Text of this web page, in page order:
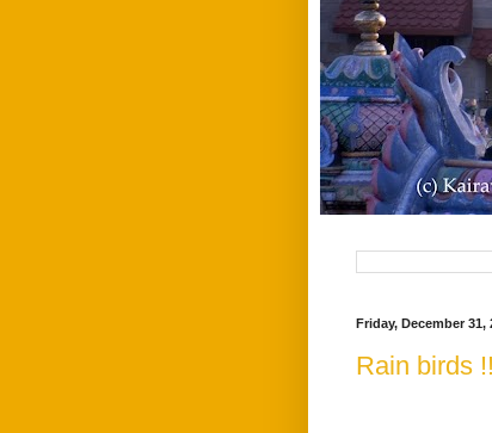
Friday, December 31,
Rain birds !!